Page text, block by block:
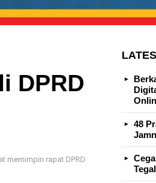
DPRD
memimpin rapat DPRD
48